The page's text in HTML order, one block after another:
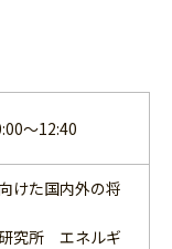
～12:40
けた国内外の将
究所 エネルギ